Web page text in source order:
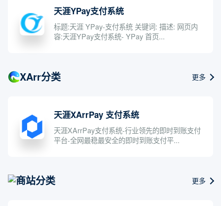
天涯YPay支付系统
标题:天涯 YPay-支付系统 关键词: 描述: 网页内
容:天涯YPay支付系统- YPay 首页...
XArr分类 更多
天涯XArrPay 支付系统
天涯XArrPay支付系统-行业领先的即时到账支付
平台-全网最稳最安全的即时到账支付平...
商站分类 更多